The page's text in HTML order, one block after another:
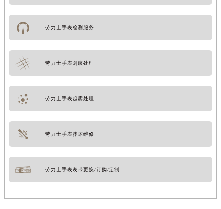
劳力士手表检测服务
劳力士手表划痕处理
劳力士手表起雾处理
劳力士手表摔坏维修
劳力士手表表带更换/订购/定制